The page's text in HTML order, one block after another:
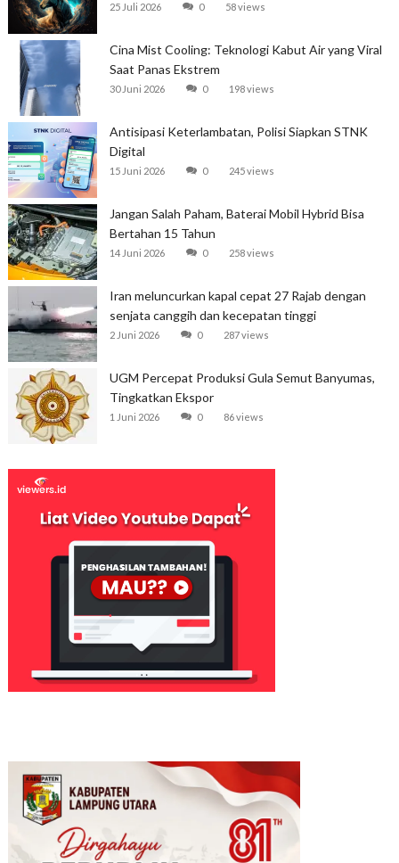
25 Juli 2026 0 58 views
Cina Mist Cooling: Teknologi Kabut Air yang Viral
Saat Panas Ekstrem
30 Juni 2026 0 198 views
Antisipasi Keterlambatan, Polisi Siapkan STNK
Digital
15 Juni 2026 0 245 views
Jangan Salah Paham, Baterai Mobil Hybrid Bisa
Bertahan 15 Tahun
14 Juni 2026 0 258 views
Iran meluncurkan kapal cepat 27 Rajab dengan
senjata canggih dan kecepatan tinggi
2 Juni 2026 0 287 views
UGM Percepat Produksi Gula Semut Banyumas,
Tingkatkan Ekspor
1 Juni 2026 0 86 views